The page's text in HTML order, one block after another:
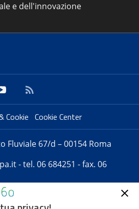
e dell'innovazione
Cookie Cookie Center
Fluviale 67/d – 00154 Roma
- tel. 06 684251 - fax. 06
telematica iscritta